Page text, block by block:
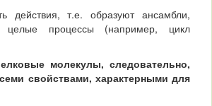
действия, т.е. образуют ансамбли,
целые процессы (например, цикл
молекулы, следовательно,
свойствами, характерными для